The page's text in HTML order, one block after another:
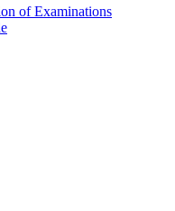
of Examinations